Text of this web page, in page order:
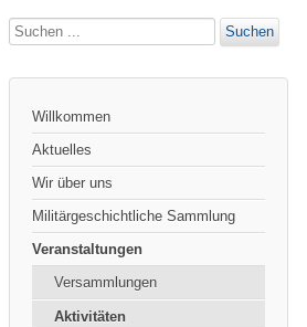
Suchen
Suchen
Willkommen
Aktuelles
Wir über uns
Militärgeschichtliche Sammlung
Veranstaltungen
Versammlungen
Aktivitäten